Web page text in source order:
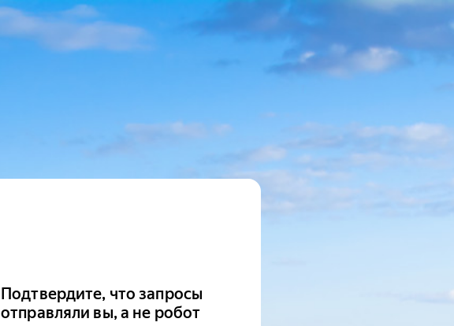
Подтвердите, что запросы
отправляли вы, а не робот